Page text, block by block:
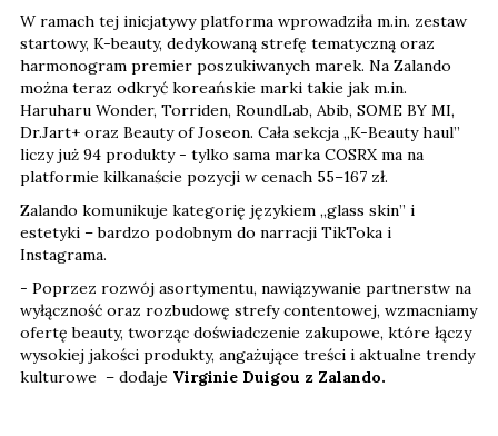
W ramach tej inicjatywy platforma wprowadziła m.in. zestaw
startowy, K-beauty, dedykowaną strefę tematyczną oraz
harmonogram premier poszukiwanych marek. Na Zalando
można teraz odkryć koreańskie marki takie jak m.in.
Haruharu Wonder, Torriden, RoundLab, Abib, SOME BY MI,
Dr.Jart+ oraz Beauty of Joseon. Cała sekcja „K-Beauty haul”
liczy już 94 produkty - tylko sama marka COSRX ma na
platformie kilkanaście pozycji w cenach 55–167 zł.
Zalando komunikuje kategorię językiem „glass skin” i
estetyki – bardzo podobnym do narracji TikToka i
Instagrama.
- Poprzez rozwój asortymentu, nawiązywanie partnerstw na
wyłączność oraz rozbudowę strefy contentowej, wzmacniamy
ofertę beauty, tworząc doświadczenie zakupowe, które łączy
wysokiej jakości produkty, angażujące treści i aktualne trendy
kulturowe – dodaje Virginie Duigou z Zalando.